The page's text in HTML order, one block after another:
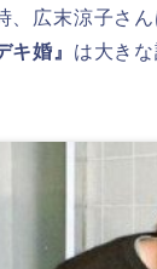
、広末涼子さ
キ婚』 は大き